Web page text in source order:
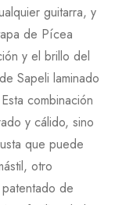
guitarra, y
de Pícea
y el brillo del
Sapeli laminado
combinación
y cálido, sino
que puede
otro
de